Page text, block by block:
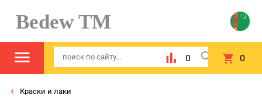
Bedew TM
0 0
Краски и лаки